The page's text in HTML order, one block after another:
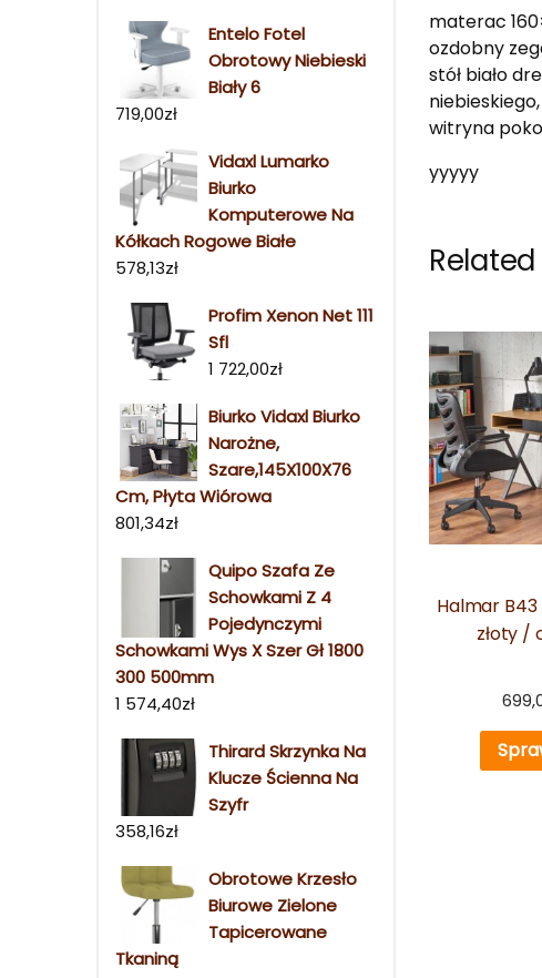
Entelo Fotel
Obrotowy Niebieski
Biały 6
719,00zł
Vidaxl Lumarko
Biurko
Komputerowe Na
Kółkach Rogowe Białe
578,13zł
Profim Xenon Net 111
Sfl
1 722,00zł
Biurko Vidaxl Biurko
Narożne,
Szare,145X100X76
Cm, Płyta Wiórowa
801,34zł
Quipo Szafa Ze
Schowkami Z 4
Pojedynczymi
Schowkami Wys X Szer Gł 1800
300 500mm
1 574,40zł
Thirard Skrzynka Na
Klucze Ścienna Na
Szyfr
358,16zł
Obrotowe Krzesło
Biurowe Zielone
Tapicerowane
Tkaniną
materac
ozdobny
stół biało
witryna
yyyyy
Halmar
złoty /